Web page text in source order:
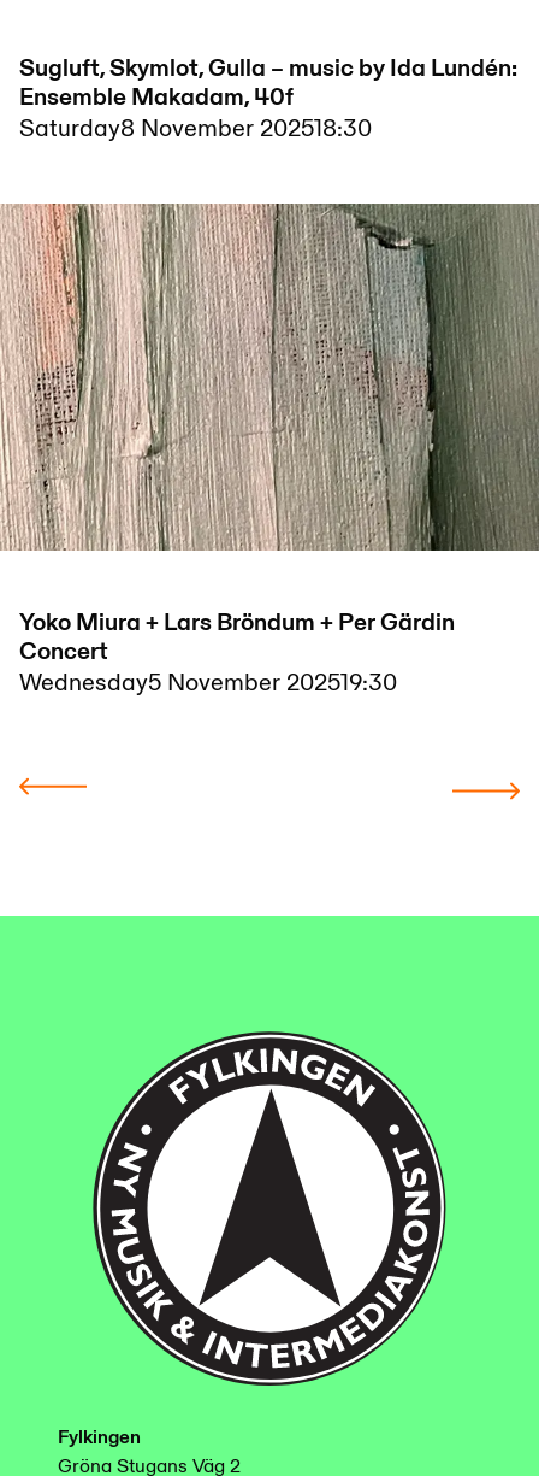
Sugluft, Skymlot, Gulla – music by Ida Lundén:
Ensemble Makadam, 40f
Saturday8 November 202518:30
Yoko Miura + Lars Bröndum + Per Gärdin
Concert
Wednesday5 November 202519:30
Fylkingen
Gröna Stugans Väg 2